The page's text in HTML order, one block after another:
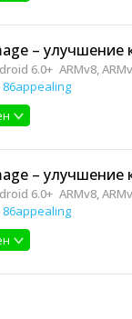
– улучшение
6.0+ ARMv8,
86appealing
– улучшение
6.0+ ARMv8,
86appealing